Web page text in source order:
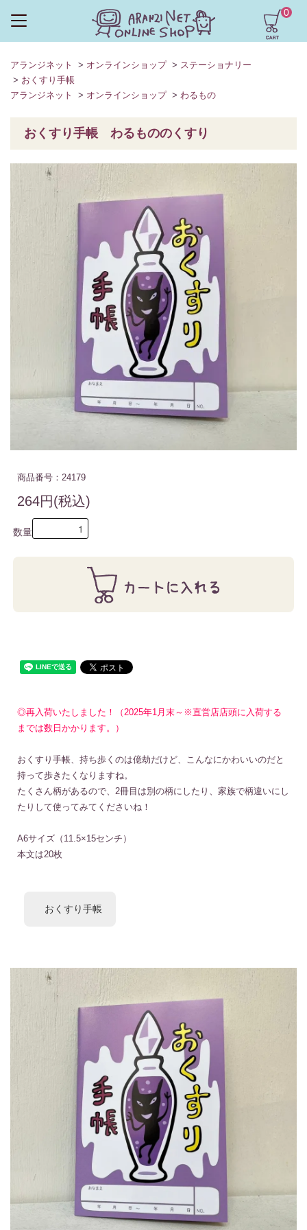
0
アランジネット > オンラインショップ > ステーショナリー
> おくすり手帳
アランジネット
> オンラインショップ > わるもの
おくすり手帳 わるもののくすり
商品番号：24179
264円(税込)
数量
◎再入荷いたしました！（2025年1月末～※直営店店頭に入荷する
までは数日かかります。）
おくすり手帳、持ち歩くのは億劫だけど、こんなにかわいいのだと
持って歩きたくなりますね。
たくさん柄があるので、2冊目は別の柄にしたり、家族で柄違いにし
たりして使ってみてくださいね！
A6サイズ（11.5×15センチ）
本文は20枚
おくすり手帳